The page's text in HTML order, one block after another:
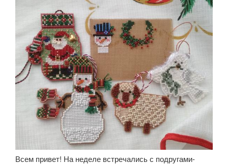
Всем привет! На неделе встречались с подругами-